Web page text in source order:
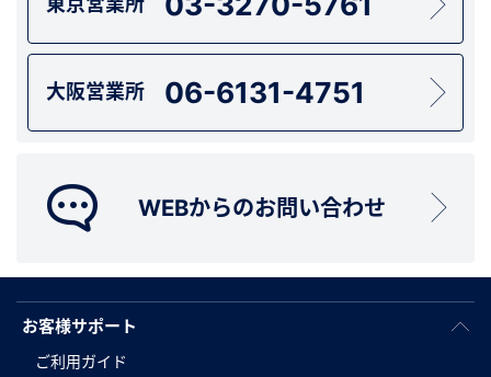
大阪営業所 06-6131-4751
WEBからのお問い合わせ
お客様サポート
ご利用ガイド